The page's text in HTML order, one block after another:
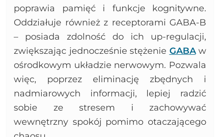
poprawia pamięć i funkcje kognitywne.
Oddziałuje również z receptorami GABA-B
– posiada zdolność do ich up-regulacji,
zwiększając jednocześnie stężenie GABAw
ośrodkowym układzie nerwowym. Pozwala
więc, poprzez eliminację zbędnych i
nadmiarowych informacji, lepiej radzić
sobie ze stresem i zachowywać
wewnętrzny spokój pomimo otaczającego